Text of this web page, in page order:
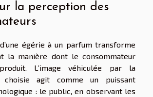
la perception des
d’une égérie à un parfum transforme
la manière dont le consommateur
L’image véhiculée par la
choisie agit comme un puissant
: le public, en observant les